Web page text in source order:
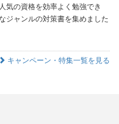
気の資格を効率よく勉強でき
ジャンルの対策書を集めました
キャンペーン・特集一覧を見る